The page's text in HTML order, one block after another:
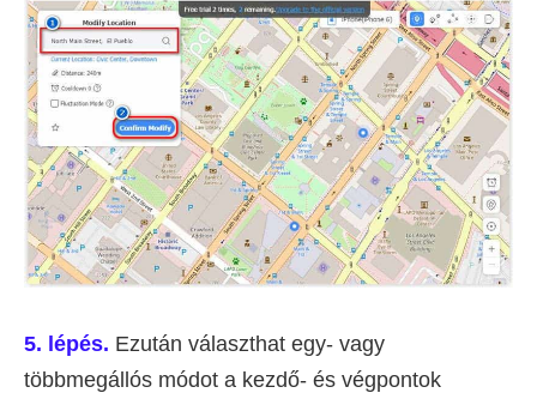
5. lépés. Ezután választhat egy- vagy
többmegállós módot a kezdő- és végpontok